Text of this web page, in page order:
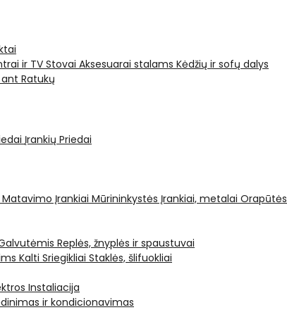
ir TV Stovai Aksesuarai stalams Kėdžių ir sofų dalys
Ratukų
Įrankių Priedai
Matavimo Įrankiai Mūrininkystės Įrankiai, metalai Orapūtės
Replės, žnyplės ir spaustuvai
Kalti Sriegikliai Staklės, šlifuokliai
Instaliacija
ir kondicionavimas